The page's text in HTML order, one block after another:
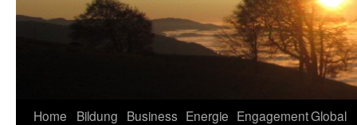
Home Bildung Business Energie EngagementGlobal